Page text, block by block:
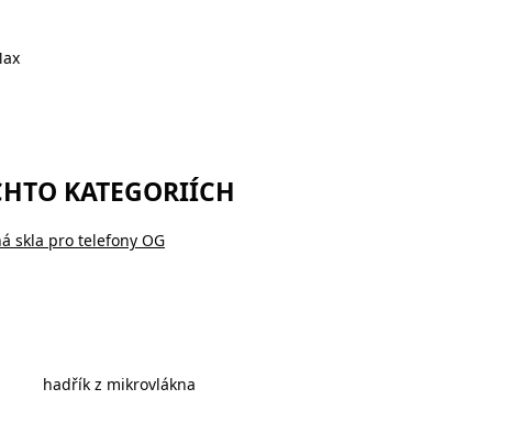
KATEGORIÍCH
skla pro telefony OG
hadřík z mikrovlákna